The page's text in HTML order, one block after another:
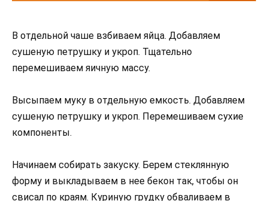
В отдельной чаше взбиваем яйца. Добавляем
сушеную петрушку и укроп. Тщательно
перемешиваем яичную массу.
Высыпаем муку в отдельную емкость. Добавляем
сушеную петрушку и укроп. Перемешиваем сухие
компоненты.
Начинаем собирать закуску. Берем стеклянную
форму и выкладываем в нее бекон так, чтобы он
свисал по краям. Куриную грудку обваливаем в